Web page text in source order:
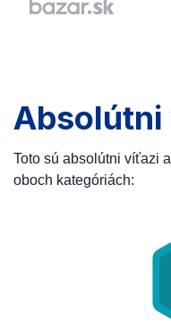
Toto sú absolútni víťazi
oboch kategóriách: